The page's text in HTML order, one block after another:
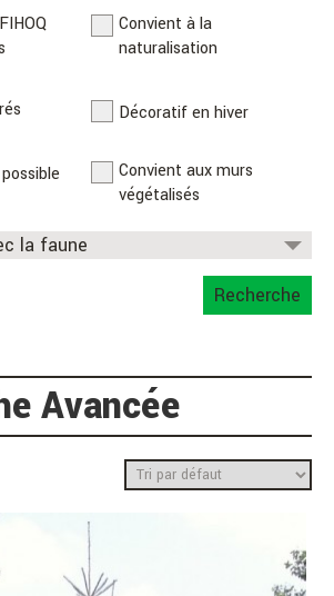
Convient à la
naturalisation
Décoratif en hiver
Convient aux murs
végétalisés
la faune
D'intérêt pour les
Recherche
Avancée